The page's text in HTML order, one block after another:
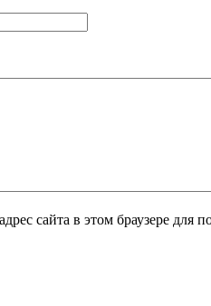
сайта в этом браузере для